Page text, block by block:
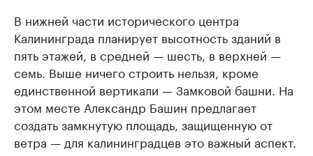
В нижней части исторического центра
Калининграда планирует высотность зданий в
пять этажей, в средней — шесть, в верхней —
семь. Выше ничего строить нельзя, кроме
единственной вертикали — Замковой башни. На
этом месте Александр Башин предлагает
создать замкнутую площадь, защищенную от
ветра — для калининградцев это важный аспект.